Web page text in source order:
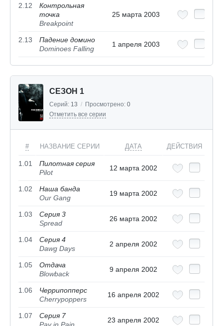
2.12
Контрольная
точка
Breakpoint
25 марта 2003
2.13
Падение домино
Dominoes Falling
1 апреля 2003
СЕЗОН 1
Серий: 13 / Просмотрено: 0
Отметить все серии
# НАЗВАНИЕ СЕРИИ ДАТА ДЕЙСТВИЯ
1.01
Пилотная серия
Pilot
12 марта 2002
1.02
Наша банда
Our Gang
19 марта 2002
1.03
Серия 3
Spread
26 марта 2002
1.04
Серия 4
Dawg Days
2 апреля 2002
1.05
Отдача
Blowback
9 апреля 2002
1.06
Черрипопперс
Cherrypoppers
16 апреля 2002
1.07
Серия 7
Pay in Pain
23 апреля 2002